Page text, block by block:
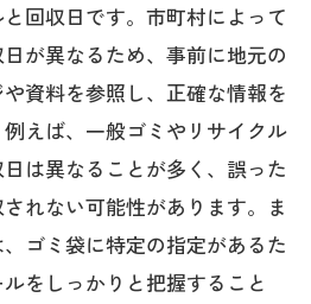
回収日です。市町村によって
が異なるため、事前に地元の
資料を参照し、正確な情報を
えば、一般ゴミやリサイクル
は異なることが多く、誤った
れない可能性があります。ま
ゴミ袋に特定の指定があるた
をしっかりと把握すること